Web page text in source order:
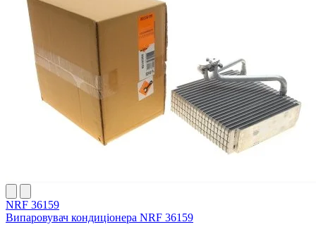
NRF 36159
Випаровувач кондиціонера NRF 36159